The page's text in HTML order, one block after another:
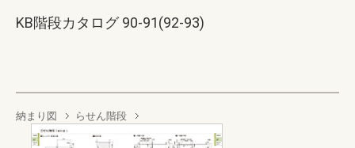
KB階段カタログ 90-91(92-93)
納まり図 らせん階段